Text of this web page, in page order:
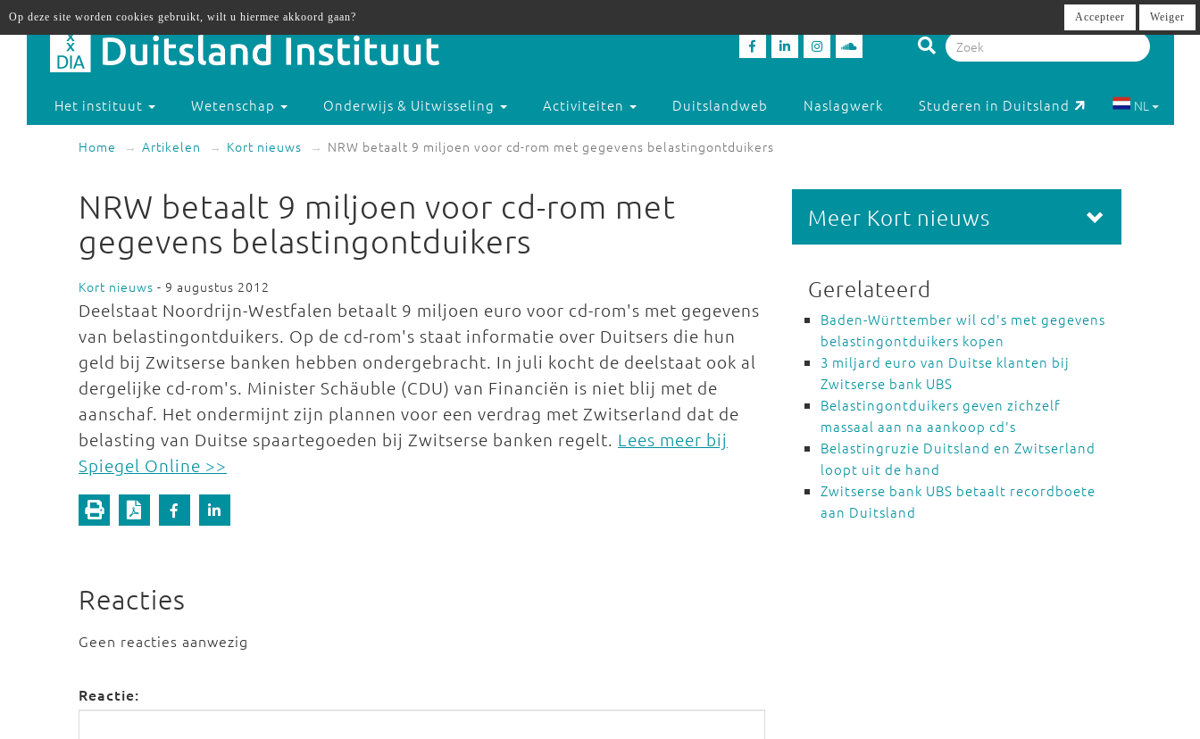
Het instituut Wetenschap Onderwijs & Uitwisseling Activiteiten Duitslandweb Naslagwerk Studeren in Duitsland NL
Home Artikelen Kort nieuws NRW betaalt 9 miljoen voor cd-rom met gegevens belastingontduikers
NRW betaalt 9 miljoen voor cd-rom met
gegevens belastingontduikers
Kort nieuws - 9 augustus 2012
Deelstaat Noordrijn-Westfalen betaalt 9 miljoen euro voor cd-rom's met gegevens
van belastingontduikers. Op de cd-rom's staat informatie over Duitsers die hun
geld bij Zwitserse banken hebben ondergebracht. In juli kocht de deelstaat ook al
dergelijke cd-rom's. Minister Schäuble (CDU) van Financiën is niet blij met de
aanschaf. Het ondermijnt zijn plannen voor een verdrag met Zwitserland dat de
belasting van Duitse spaartegoeden bij Zwitserse banken regelt. Lees meer bij
Spiegel Online >>
Reacties
Geen reacties aanwezig
Reactie:
Meer Kort nieuws
Gerelateerd
Baden-Württember wil cd's met gegevens
belastingontduikers kopen
3 miljard euro van Duitse klanten bij
Zwitserse bank UBS
Belastingontduikers geven zichzelf
massaal aan na aankoop cd's
Belastingruzie Duitsland en Zwitserland
loopt uit de hand
Zwitserse bank UBS betaalt recordboete
aan Duitsland
Op deze site worden cookies gebruikt, wilt u hiermee akkoord gaan? Accepteer Weiger